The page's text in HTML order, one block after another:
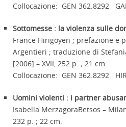
Collocazione: GEN 362.8292
Sottomesse : la violenza sulle
France Hirigoyen ; prefazione e
Argentieri ; traduzione di
[2006] – XVII, 252 p. ; 21 cm.
Collocazione: GEN 362.8292
Uomini violenti : i partner
Isabella MerzagoraBetsos –
232 p. ; 22 cm.